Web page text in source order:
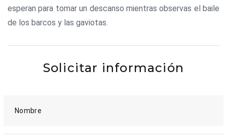
esperan para tomar un descanso mientras observas el baile
de los barcos y las gaviotas.
Solicitar información
Nombre